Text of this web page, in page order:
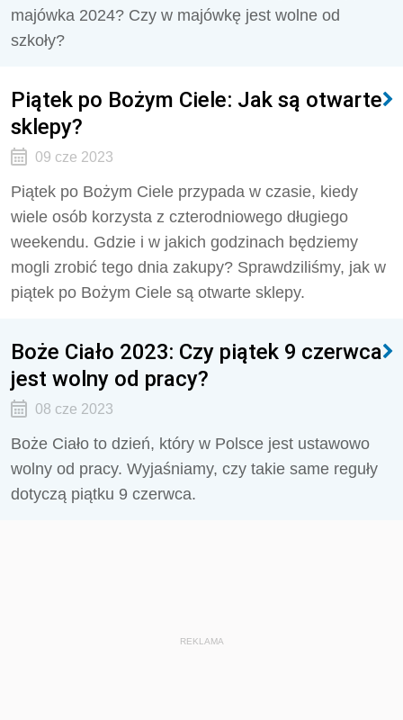
majówka 2024? Czy w majówkę jest wolne od
szkoły?
Piątek po Bożym Ciele: Jak są otwarte
sklepy?
09 cze 2023
Piątek po Bożym Ciele przypada w czasie, kiedy
wiele osób korzysta z czterodniowego długiego
weekendu. Gdzie i w jakich godzinach będziemy
mogli zrobić tego dnia zakupy? Sprawdziliśmy, jak w
piątek po Bożym Ciele są otwarte sklepy.
Boże Ciało 2023: Czy piątek 9 czerwca
jest wolny od pracy?
08 cze 2023
Boże Ciało to dzień, który w Polsce jest ustawowo
wolny od pracy. Wyjaśniamy, czy takie same reguły
dotyczą piątku 9 czerwca.
REKLAMA